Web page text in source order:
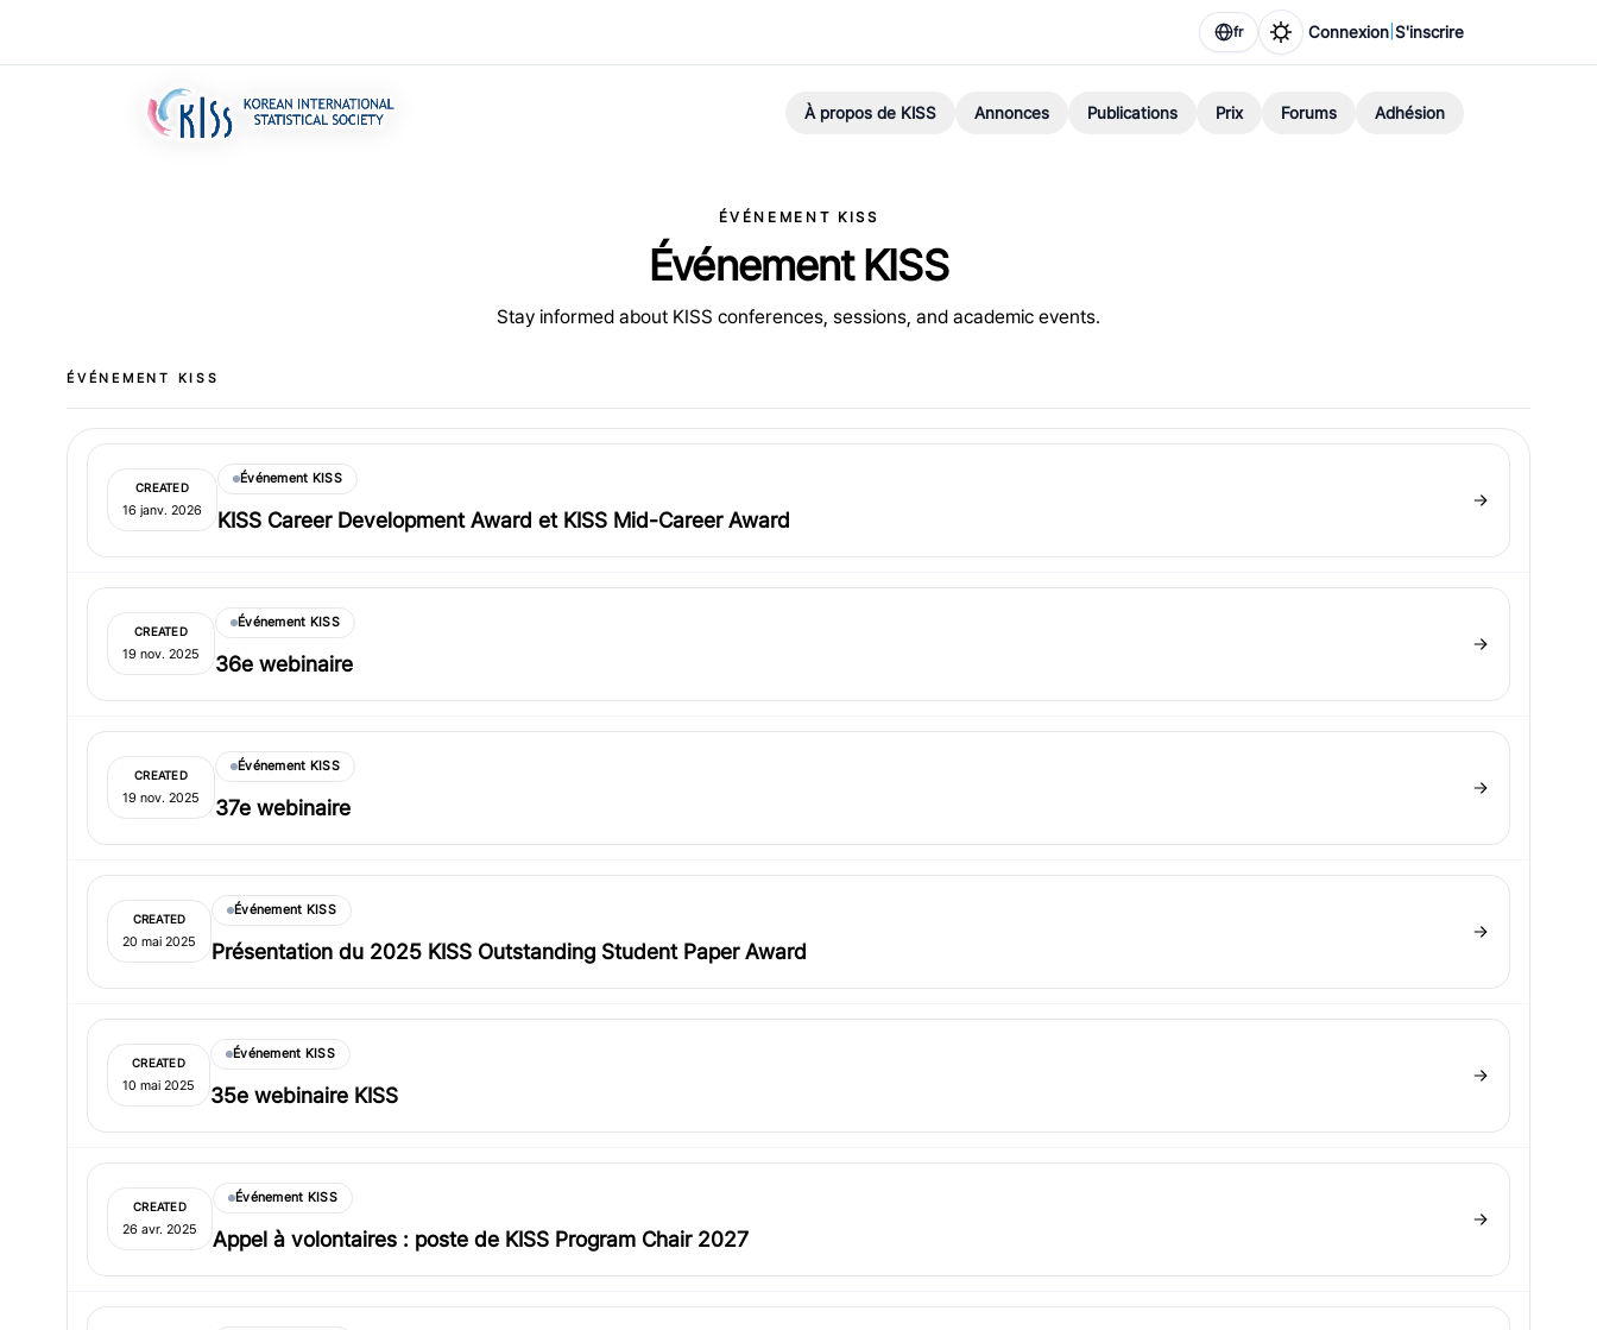
fr Connexion S'inscrire
À propos de KISS Annonces Publications Prix Forums Adhésion
ÉVÉNEMENT KISS
Événement KISS
Stay informed about KISS conferences, sessions, and academic events.
ÉVÉNEMENT KISS
CREATED
16 janv. 2026
Événement KISS
KISS Career Development Award et KISS Mid-Career Award
CREATED
19 nov. 2025
Événement KISS
36e webinaire
CREATED
19 nov. 2025
Événement KISS
37e webinaire
CREATED
20 mai 2025
Événement KISS
Présentation du 2025 KISS Outstanding Student Paper Award
CREATED
10 mai 2025
Événement KISS
35e webinaire KISS
CREATED
26 avr. 2025
Événement KISS
Appel à volontaires : poste de KISS Program Chair 2027